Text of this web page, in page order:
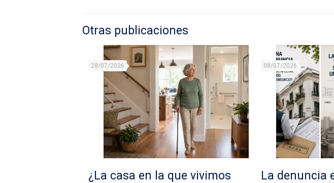
Otras publicaciones
28/07/2026
¿La casa en la que vivimos
08/07/2026
La denuncia